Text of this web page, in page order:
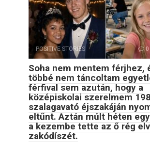
POSITIVE STORIES 0
Soha nem mentem férjhez,
többé nem táncoltam
férfival sem azután, hogy a
középiskolai szerelmem
szalagavató éjszakáján
eltűnt. Aztán múlt héten
a kezembe tette az ő rég
zakódíszét.